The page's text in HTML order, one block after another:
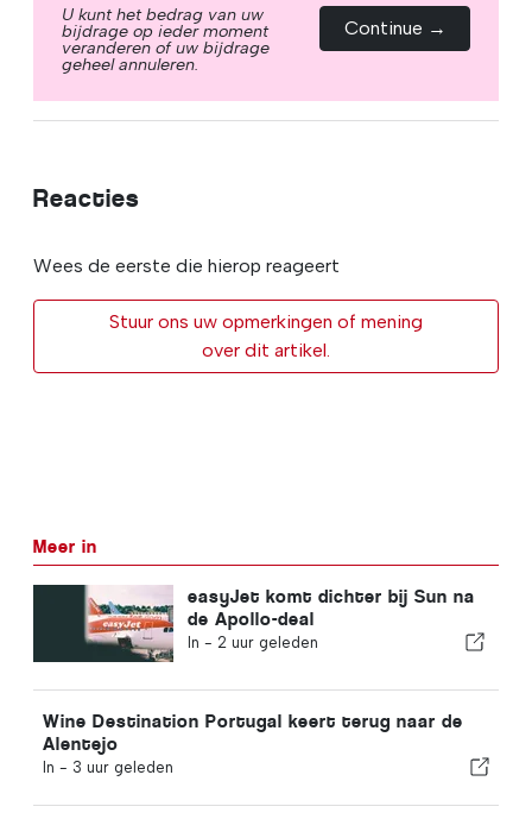
U kunt het bedrag van uw
bijdrage op ieder moment
veranderen of uw bijdrage
geheel annuleren.
Continue →
Reacties
Wees de eerste die hierop reageert
Stuur ons uw opmerkingen of mening
over dit artikel.
Meer in
easyJet komt dichter bij Sun na
de Apollo-deal
In - 2 uur geleden
Wine Destination Portugal keert terug naar de
Alentejo
In - 3 uur geleden